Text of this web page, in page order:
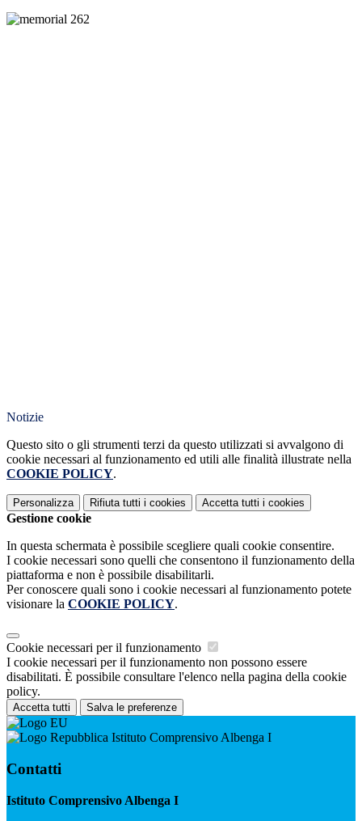
Notizie
Questo sito o gli strumenti terzi da questo utilizzati si avvalgono di
cookie necessari al funzionamento ed utili alle finalità illustrate nella
COOKIE POLICY.
Personalizza Rifiuta tutti i cookies Accetta tutti i cookies
Gestione cookie
In questa schermata è possibile scegliere quali cookie consentire.
I cookie necessari sono quelli che consentono il funzionamento della
piattaforma e non è possibile disabilitarli.
Per conoscere quali sono i cookie necessari al funzionamento potete
visionare la COOKIE POLICY.
Cookie necessari per il funzionamento
I cookie necessari per il funzionamento non possono essere
disabilitati. È possibile consultare l'elenco nella pagina della cookie
policy.
Accetta tutti Salva le preferenze
Istituto Comprensivo Albenga I
Contatti
Istituto Comprensivo Albenga I